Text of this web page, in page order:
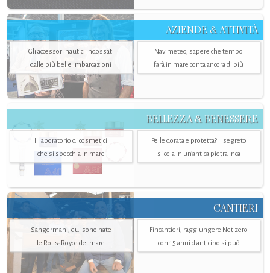
AZIENDE & ATTIVITÀ
Gli accessori nautici indossati
dalle più belle imbarcazioni
Navimeteo, sapere che tempo
farà in mare conta ancora di più
BELLEZZA & BENESSERE
Il laboratorio di cosmetici
che si specchia in mare
Pelle dorata e protetta? Il segreto
si cela in un’antica pietra Inca
CANTIERI
Sangermani, qui sono nate
le Rolls-Royce del mare
Fincantieri, raggiungere Net zero
con 15 anni d'anticipo si può